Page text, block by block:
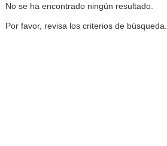
No se ha encontrado ningún resultado.
Por favor, revisa los criterios de búsqueda.